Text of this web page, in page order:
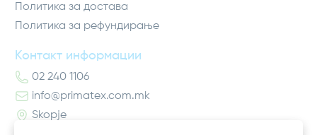
Политика за достава
Политика за рефундирање
Контакт информации
02 240 1106
info@primatex.com.mk
Skopje